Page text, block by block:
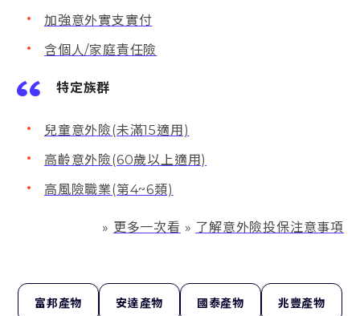
加強意外實支實付
含個人/家庭責任險
特定族群
兒童意外險(未滿15適用)
高齡意外險(60歲以上適用)
高風險職業(第4~6類)
» 更多一次看 » 了解意外險投保注意事項
富邦產物 安達產物 國泰產物 兆豐產物